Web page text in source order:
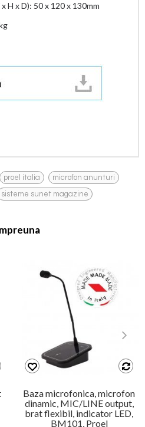
H x D): 50 x 120 x 130mm
proel italia microfon anunturi
sisteme sunet magazine
Baza microfonica, microfon
dinamic, MIC/LINE output,
brat flexibil, indicator LED,
BM101, Proel